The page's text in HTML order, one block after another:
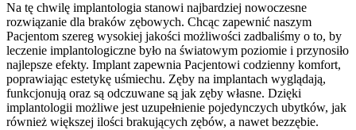
Na tę chwilę implantologia stanowi najbardziej nowoczesne
rozwiązanie dla braków zębowych. Chcąc zapewnić naszym
Pacjentom szereg wysokiej jakości możliwości zadbaliśmy o to, by
leczenie implantologiczne było na światowym poziomie i przynosiło
najlepsze efekty. Implant zapewnia Pacjentowi codzienny komfort,
poprawiając estetykę uśmiechu. Zęby na implantach wyglądają,
funkcjonują oraz są odczuwane są jak zęby własne. Dzięki
implantologii możliwe jest uzupełnienie pojedynczych ubytków, jak
również większej ilości brakujących zębów, a nawet bezzębie.